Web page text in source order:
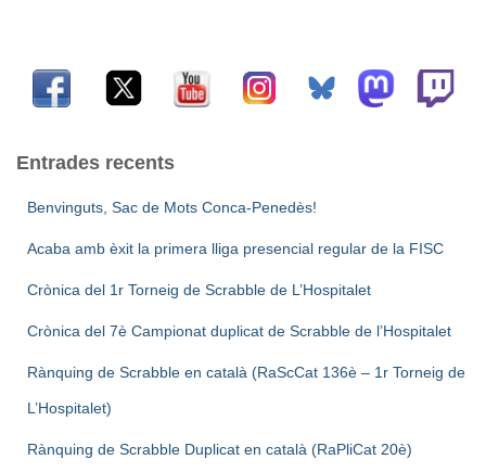
Entrades recents
Benvinguts, Sac de Mots Conca-Penedès!
Acaba amb èxit la primera lliga presencial regular de la FISC
Crònica del 1r Torneig de Scrabble de L’Hospitalet
Crònica del 7è Campionat duplicat de Scrabble de l’Hospitalet
Rànquing de Scrabble en català (RaScCat 136è – 1r Torneig de
L’Hospitalet)
Rànquing de Scrabble Duplicat en català (RaPliCat 20è)